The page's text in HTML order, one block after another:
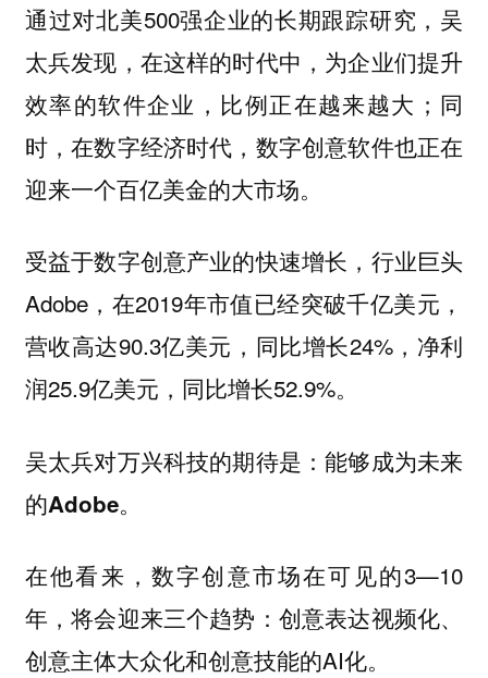
通过对北美500强企业的长期跟踪研究，吴
太兵发现，在这样的时代中，为企业们提升
效率的软件企业，比例正在越来越大；同
时，在数字经济时代，数字创意软件也正在
迎来一个百亿美金的大市场。
受益于数字创意产业的快速增长，行业巨头
Adobe，在2019年市值已经突破千亿美元，
营收高达90.3亿美元，同比增长24%，净利
润25.9亿美元，同比增长52.9%。
吴太兵对万兴科技的期待是：能够成为未来
的Adobe。
在他看来，数字创意市场在可见的3—10
年，将会迎来三个趋势：创意表达视频化、
创意主体大众化和创意技能的AI化。